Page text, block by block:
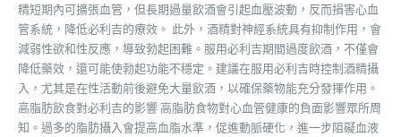
精短期內可擴張血管，但長期過量飲酒會引起血壓波動，反而損害心血
管系統，降低必利吉的療效。 此外，酒精對神經系統具有抑制作用，會
減弱性欲和性反應，導致勃起困難。服用必利吉期間過度飲酒，不僅會
降低藥效，還可能使勃起功能不穩定。建議在服用必利吉時控制酒精攝
入，尤其是在性活動前後避免大量飲酒，以確保藥物能充分發揮作用。
高脂肪飲食對必利吉的影響 高脂肪食物對心血管健康的負面影響眾所周
知。過多的脂肪攝入會提高血脂水準，促進動脈硬化，進一步阻礙血液